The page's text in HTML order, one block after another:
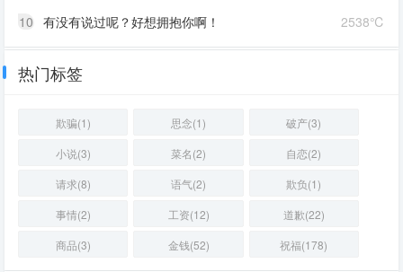
2538℃
10 有没有说过呢？好想拥抱你啊！
热门标签
欺骗(1) 思念(1)
破产(3)
小说(3)
菜名(2)
自恋(2)
请求(8)
语气(2)
欺负(1)
事情(2)
工资(12)
道歉(22)
商品(3)
金钱(52) 祝福(178)